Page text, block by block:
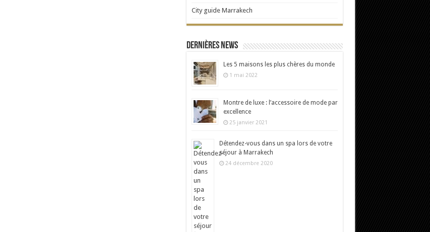
City guide Marrakech
Dernières news
Les 5 maisons les plus chères du monde
1 mai 2022
Montre de luxe : l’accessoire de mode par
excellence
25 janvier 2021
Détendez-vous dans un spa lors de votre
séjour à Marrakech
24 décembre 2020